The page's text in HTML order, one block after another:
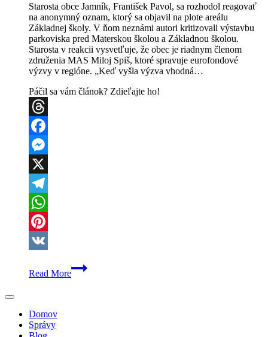
Starosta obce Jamník, František Pavol, sa rozhodol reagovať
na anonymný oznam, ktorý sa objavil na plote areálu
Základnej školy. V ňom neznámi autori kritizovali výstavbu
parkoviska pred Materskou školou a Základnou školou.
Starosta v reakcii vysvetľuje, že obec je riadnym členom
združenia MAS Miloj Spiš, ktoré spravuje eurofondové
výzvy v regióne. „Keď vyšla výzva vhodná…
Páčil sa vám článok? Zdieľajte ho!
Threads
Facebook
Messenger
X
Telegram
WhatsApp
Pinterest
Read More
Starosta
Jamníka
Domov
Správy